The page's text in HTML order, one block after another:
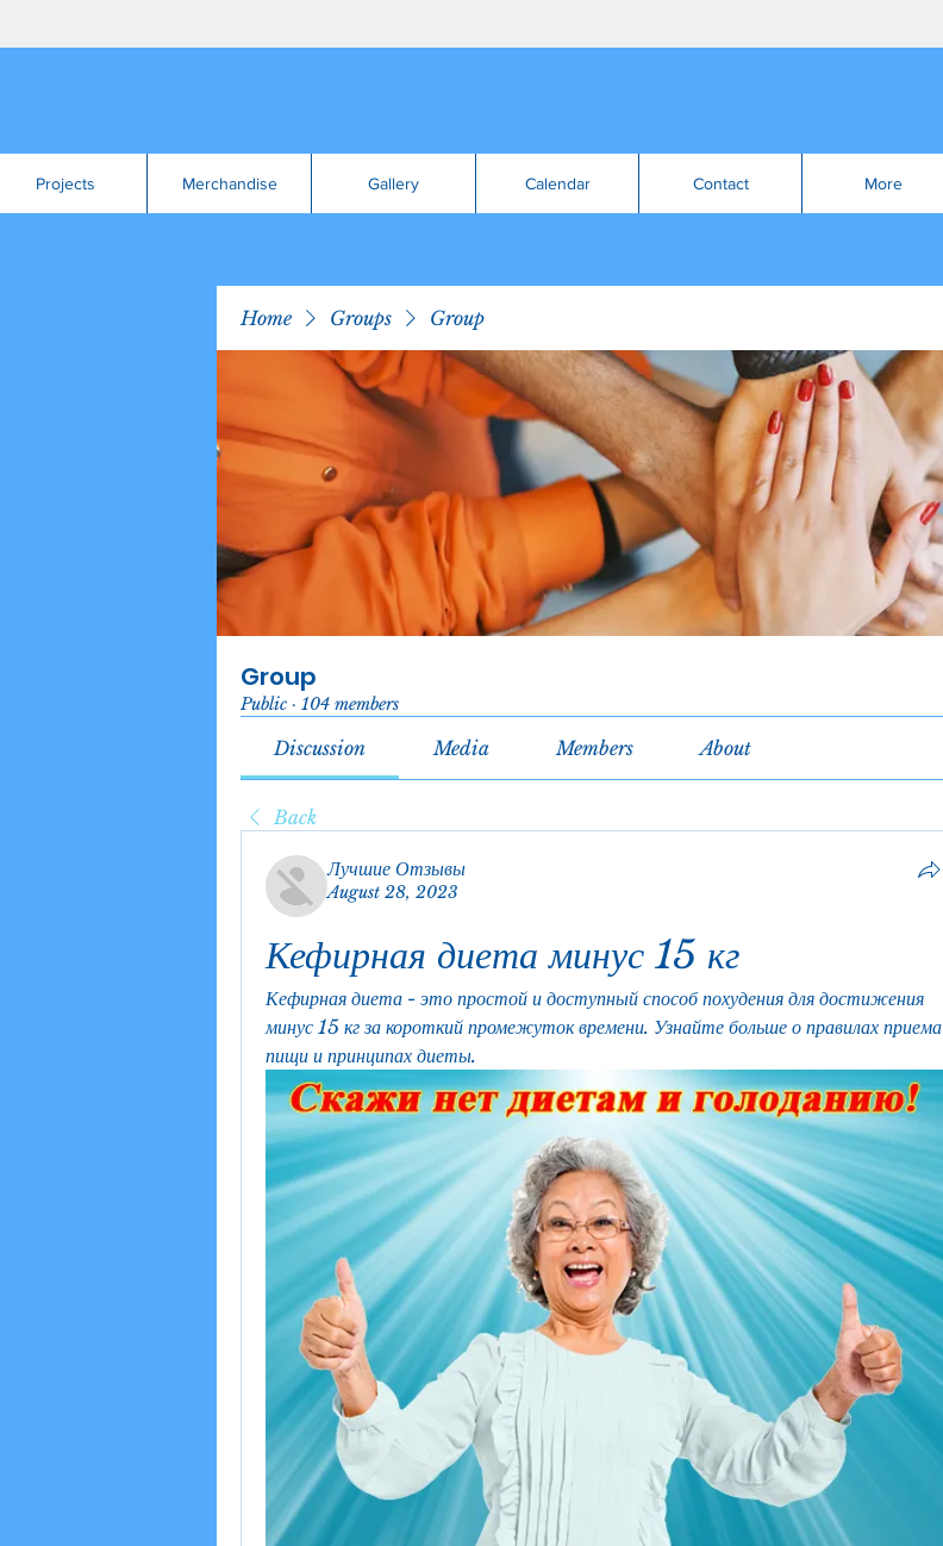
Projects Merchandise Gallery Calendar Contact More
Home Groups Group
Group
Public · 104 members
Discussion Media Members About
Back
Лучшие Отзывы
August 28, 2023
Кефирная диета минус 15 кг
Кефирная диета - это простой и доступный способ похудения для достижения
минус 15 кг за короткий промежуток времени. Узнайте больше о правилах приема
пищи и принципах диеты.